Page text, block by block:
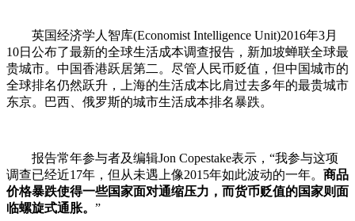
英国经济学人智库(Economist Intelligence Unit)2016年3月
10日公布了最新的全球生活成本调查报告，新加坡蝉联全球最
贵城市。中国香港跃居第二。尽管人民币贬值，但中国城市的
全球排名仍然跃升，上海的生活成本比肩过去多年的最贵城市
东京。巴西、俄罗斯的城市生活成本排名暴跌。
报告常年参与者及编辑Jon Copestake表示，“我参与这项
调查已经近17年，但从未遇上像2015年如此波动的一年。 商品
价格暴跌使得一些国家面对通缩压力，而货币贬值的国家则面
临螺旋式通胀。 ”